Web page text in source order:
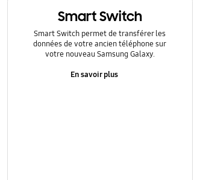
Smart Switch
Smart Switch permet de transférer les
données de votre ancien téléphone sur
votre nouveau Samsung Galaxy.
En savoir plus